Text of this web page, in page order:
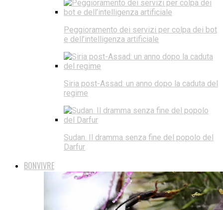
Peggioramento dei servizi per colpa dei bot
e dell’intelligenza artificiale
Siria post-Assad: un anno dopo la caduta del
regime
Sudan. Il dramma senza fine del popolo del
Darfur
BONVIVRE